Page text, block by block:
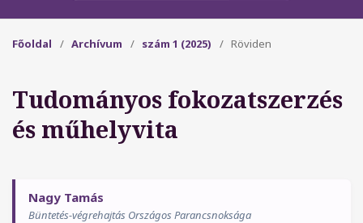
Főoldal / Archívum / szám 1 (2025) / Röviden
Tudományos fokozatszerzés
és műhelyvita
Nagy Tamás
Büntetés-végrehajtás Országos Parancsnoksága